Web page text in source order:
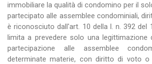
immobiliare la qualità di condomino per il
partecipato alle assemblee condominiali,
è riconosciuto dall'art. 10 della l. n. 392 del
limita a prevedere solo una legittimazione
partecipazione alle assemblee
determinate materie, con diritto di voto o